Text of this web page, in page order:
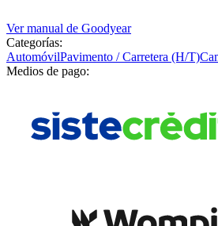
Ver manual de Goodyear
Categorías:
AutomóvilPavimento / Carretera (H/T)
Medios de pago: